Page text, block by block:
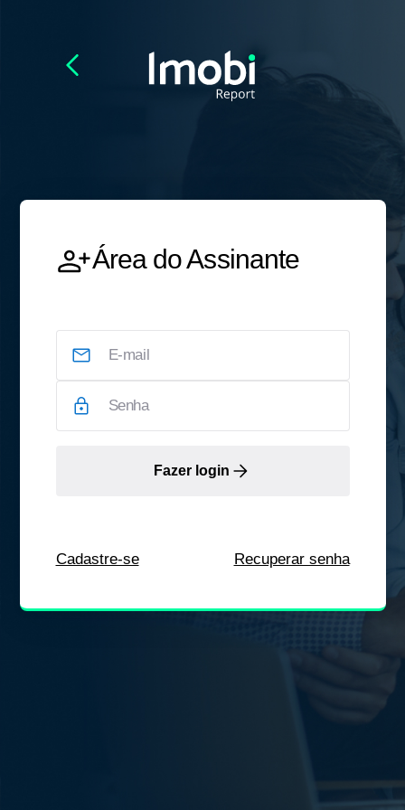
Área do Assinante
Fazer login
Cadastre-se Recuperar senha